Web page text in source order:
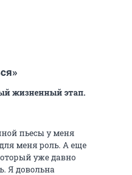
жизненный этап.
пьесы у меня
меня роль. А еще
уже давно
Я довольна